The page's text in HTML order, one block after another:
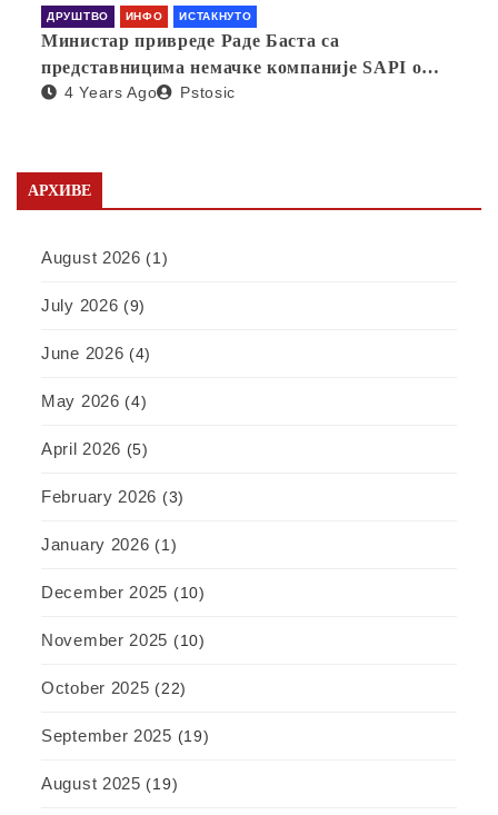
ДРУШТВО ИНФО ИСТАКНУТО
Министар привреде Раде Баста са
представницима немачке компаније SAPI о
отварању фабрике у Србији
4 Years Ago Pstosic
АРХИВЕ
August 2026 (1)
July 2026 (9)
June 2026 (4)
May 2026 (4)
April 2026 (5)
February 2026 (3)
January 2026 (1)
December 2025 (10)
November 2025 (10)
October 2025 (22)
September 2025 (19)
August 2025 (19)